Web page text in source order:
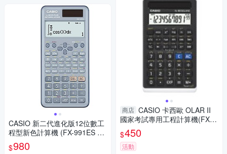
CASIO 新二代進化版12位數工
程型新色計算機 (FX-991ES PL
US-2-BU)藍色
$980
商店 CASIO 卡西歐 OLAR II
國家考試專用工程計算機(FX-8
2S)
$450
活動